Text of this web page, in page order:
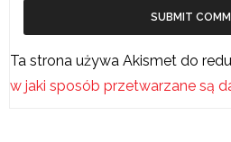
Ta strona używa Akismet do
w jaki sposób przetwarzane są